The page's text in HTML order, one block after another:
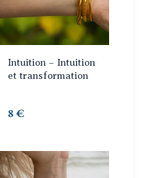
Intuition – Intuition
et transformation
8€